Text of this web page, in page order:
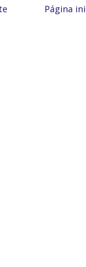
Página